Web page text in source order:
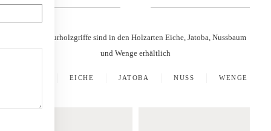
Alle Naturholzgriffe sind in den Holzarten Eiche, Jatoba, Nussbaum
und Wenge erhältlich
EICHE JATOBA NUSS WENGE